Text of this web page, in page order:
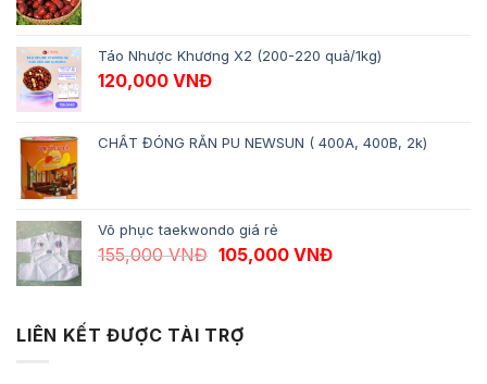
Táo Nhược Khương X2 (200-220 quả/1kg)
120,000 VNĐ
CHẤT ĐÓNG RẮN PU NEWSUN ( 400A, 400B, 2k)
Võ phục taekwondo giá rẻ
155,000VNĐ Giá gốc là: 155,000 VNĐ.
105,000 VNĐGiá hiện tại là:
LIÊN KẾT ĐƯỢC TÀI TRỢ